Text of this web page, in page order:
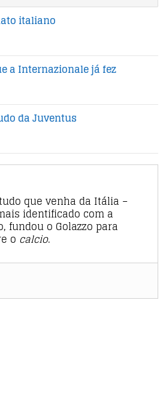
italiano
a Internazionale já fez
da Juventus
que venha da Itália –
identificado com a
fundou o Golazzo para
o calcio.